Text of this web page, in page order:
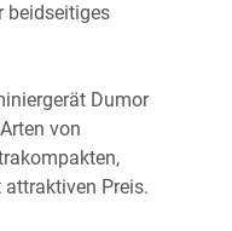
beidseitiges
Dumor
von
Preis.